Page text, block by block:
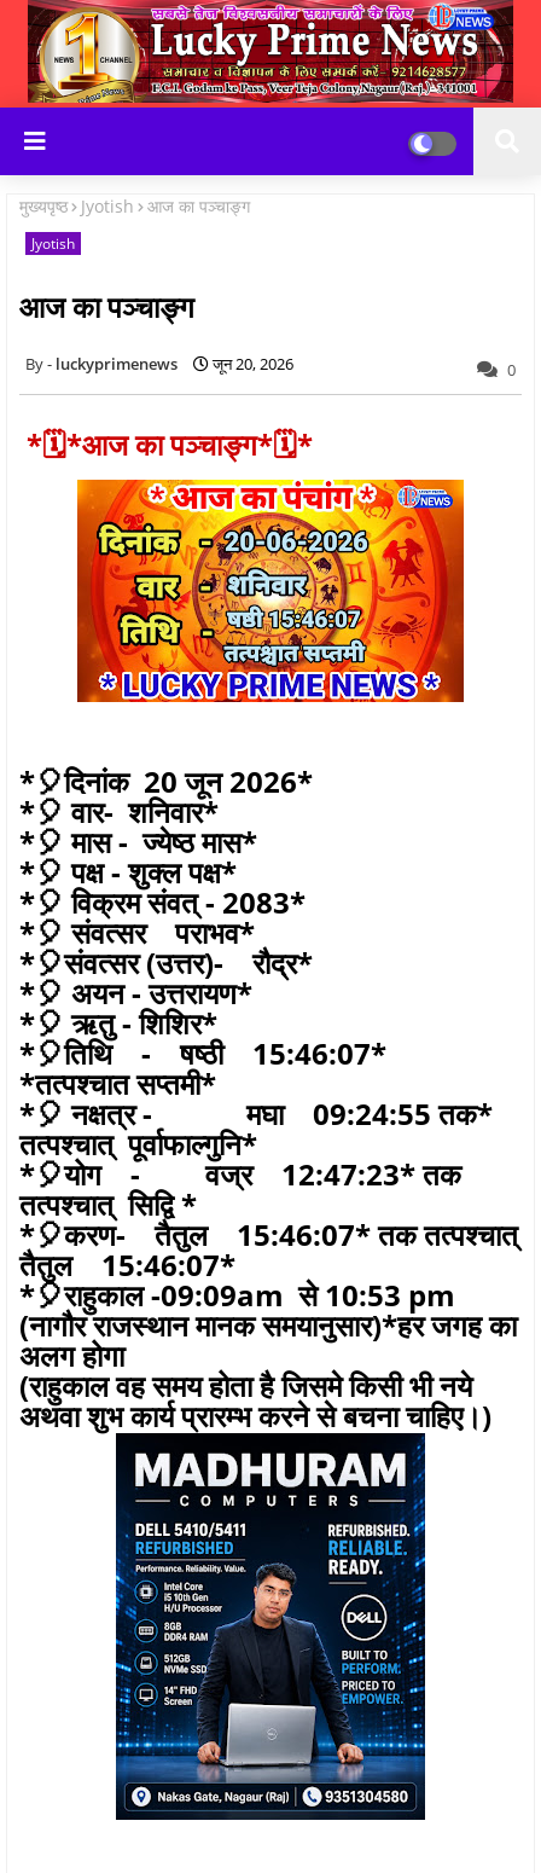
मुख्यपृष्ठ Jyotish आज का पञ्चाङ्ग
Jyotish
आज का पञ्चाङ्ग
luckyprimenews जून 20, 2026 0
*🗓*आज का पञ्चाङ्ग*🗓*
*🎈दिनांक 20 जून 2026*
*🎈 वार- शनिवार*
*🎈 मास - ज्येष्ठ मास*
*🎈 पक्ष - शुक्ल पक्ष*
*🎈 विक्रम संवत् - 2083*
*🎈 संवत्सर पराभव*
*🎈संवत्सर (उत्तर)- रौद्र*
*🎈 अयन - उत्तरायण*
*🎈 ऋतु - शिशिर*
*🎈तिथि - षष्ठी 15:46:07*
*तत्पश्चात सप्तमी*
*🎈 नक्षत्र - मघा 09:24:55 तक*
तत्पश्चात् पूर्वाफाल्गुनि*
*🎈योग - वज्र 12:47:23* तक
तत्पश्चात् सिद्वि *
*🎈करण- तैतुल 15:46:07* तक तत्पश्चात्
तैतुल 15:46:07*
*🎈राहुकाल -09:09am से 10:53 pm
(नागौर राजस्थान मानक समयानुसार)*हर जगह का
अलग होगा
(राहुकाल वह समय होता है जिसमे किसी भी नये
अथवा शुभ कार्य प्रारम्भ करने से बचना चाहिए।)